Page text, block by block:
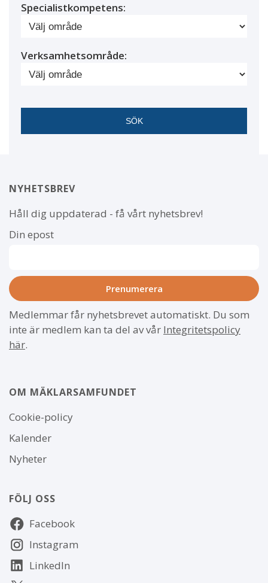
Specialistkompetens:
Verksamhetsområde:
NYHETSBREV
Håll dig uppdaterad - få vårt nyhetsbrev!
Din epost
Medlemmar får nyhetsbrevet automatiskt. Du som
inte är medlem kan ta del av vår Integritetspolicy
här.
OM MÄKLARSAMFUNDET
Om
webbplatsen
Cookie-policy
Kalender
Nyheter
FÖLJ OSS
Följ
oss Facebook
Instagram
LinkedIn